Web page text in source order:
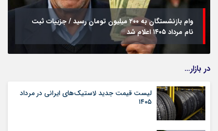
وام بازنشستگان به ۲۰۰ میلیون تومان رسید / جزییات ثبت
نام مرداد ۱۴۰۵ اعلام شد
در بازار…
لیست قیمت جدید لاستیک‌های ایرانی در مرداد
۱۴۰۵